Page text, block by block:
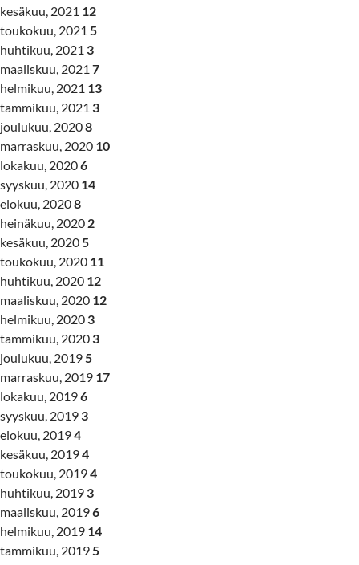
kesäkuu, 2021 12
toukokuu, 2021 5
huhtikuu, 2021 3
maaliskuu, 2021 7
helmikuu, 2021 13
tammikuu, 2021 3
joulukuu, 20208
marraskuu, 2020 10
lokakuu, 20206
syyskuu, 2020 14
elokuu, 20208
heinäkuu, 2020 2
kesäkuu, 2020 5
toukokuu, 2020 11
huhtikuu, 2020 12
maaliskuu, 2020 12
helmikuu, 2020 3
tammikuu, 2020 3
joulukuu, 2019 5
marraskuu, 2019 17
lokakuu, 20196
syyskuu, 2019 3
elokuu, 20194
kesäkuu, 20194
toukokuu, 20194
huhtikuu, 2019 3
maaliskuu, 20196
helmikuu, 2019 14
tammikuu, 2019 5